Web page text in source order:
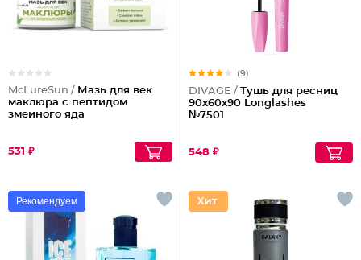
McLureSun / Мазь для век
маклюра с пептидом
змеиного яда
531 ₽
(9)
DIVAGE / Тушь для ресниц
90x60x90 Longlashes
№7501
548 ₽
Рекомендуем